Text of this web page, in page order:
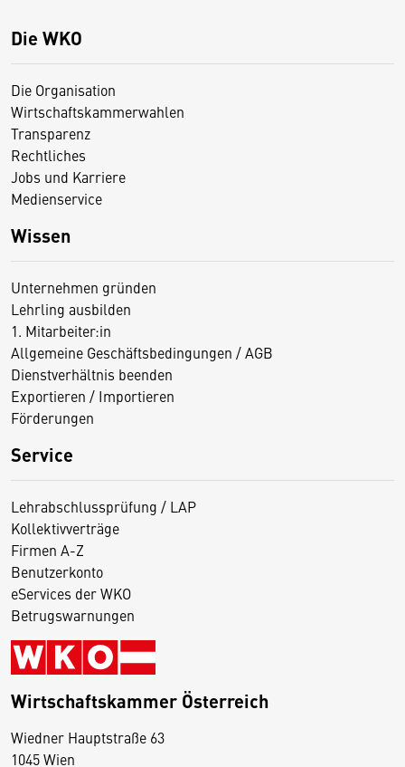
Die WKO
Die Organisation
Wirtschaftskammerwahlen
Transparenz
Rechtliches
Jobs und Karriere
Medienservice
Wissen
Unternehmen gründen
Lehrling ausbilden
1. Mitarbeiter:in
Allgemeine Geschäftsbedingungen / AGB
Dienstverhältnis beenden
Exportieren / Importieren
Förderungen
Service
Lehrabschlussprüfung / LAP
Kollektivverträge
Firmen A-Z
Benutzerkonto
eServices der WKO
Betrugswarnungen
Wirtschaftskammer Österreich
Wiedner Hauptstraße 63
1045 Wien
D